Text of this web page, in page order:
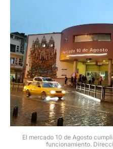
El mercado 10 de Agosto
funcionamiento.